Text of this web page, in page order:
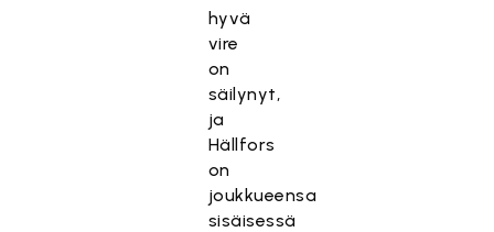
hyvä
vire
on
säilynyt,
ja
Hällfors
on
joukkueensa
sisäisessä